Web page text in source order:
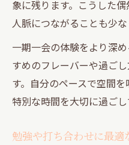
象に残ります。こうした
人脈につながることも少な
一期一会の体験をより深
すめのフレーバーや過ご
す。自分のペースで空間
特別な時間を大切に過ごし
勉強や打ち合わせに最